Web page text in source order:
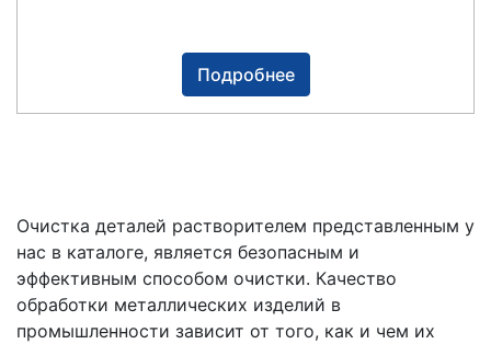
Подробнее
Очистка деталей растворителем представленным у
нас в каталоге, является безопасным и
эффективным способом очистки. Качество
обработки металлических изделий в
промышленности зависит от того, как и чем их